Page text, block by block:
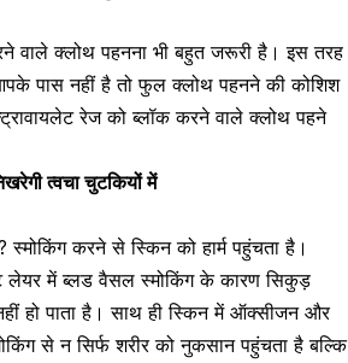
वाले क्लोथ पहनना भी बहुत जरूरी है। इस तरह
पास नहीं है तो फुल क्लोथ पहनने की कोशिश
रेज को ब्लॉक करने वाले क्लोथ पहने
त्वचा चुटकियों में
करने से स्किन को हार्म पहुंचता है।
लेयर में ब्लड वैसल स्मोकिंग के कारण सिकुड़
हो पाता है। साथ ही स्किन में ऑक्सीजन और
से न सिर्फ शरीर को नुकसान पहुंचता है बल्कि